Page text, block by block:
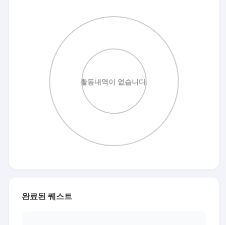
완료된 퀘스트